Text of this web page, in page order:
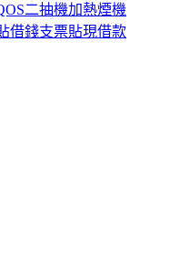
二抽機加熱煙機
借錢支票貼現借款